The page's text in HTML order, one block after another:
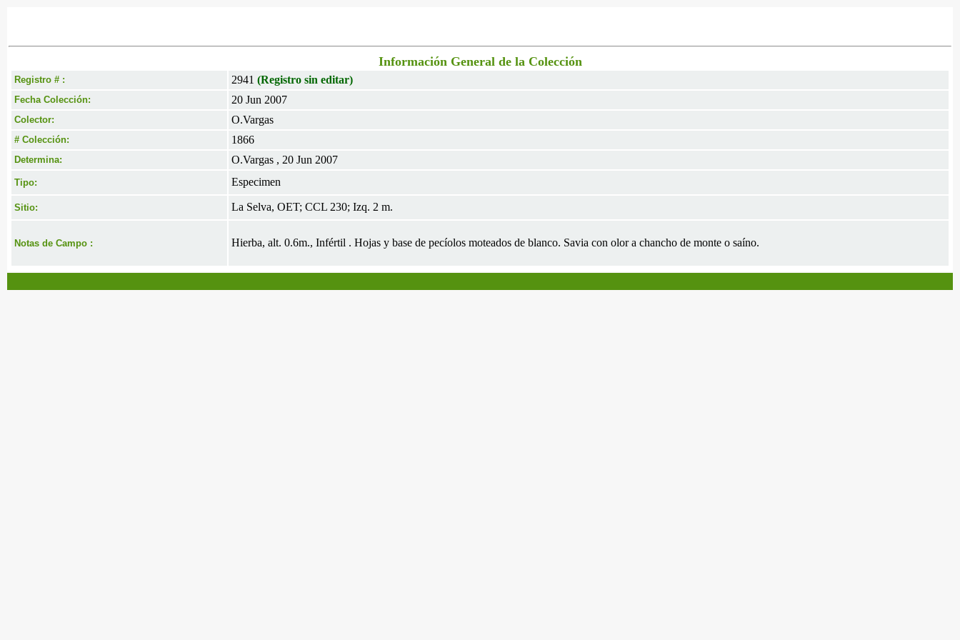
Información General de la Colección
Registro # : 2941 (Registro sin editar)
Fecha Colección: 20 Jun 2007
Colector: O.Vargas
# Colección: 1866
Determina: O.Vargas , 20 Jun 2007
Tipo: Especimen
Sitio: La Selva, OET; CCL 230; Izq. 2 m.
Notas de Campo : Hierba, alt. 0.6m., Infértil . Hojas y base de pecíolos moteados de blanco. Savia con olor a chancho de monte o saíno.